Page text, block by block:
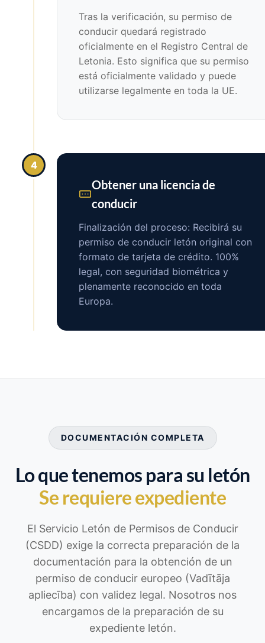
Tras la verificación, su permiso de
conducir quedará registrado
oficialmente en el Registro Central de
Letonia. Esto significa que su permiso
está oficialmente validado y puede
utilizarse legalmente en toda la UE.
4
Obtener una licencia de
conducir
Finalización del proceso: Recibirá su
permiso de conducir letón original con
formato de tarjeta de crédito. 100%
legal, con seguridad biométrica y
plenamente reconocido en toda
Europa.
DOCUMENTACIÓN COMPLETA
Lo que tenemos para su letón
Se requiere expediente
El Servicio Letón de Permisos de Conducir
(CSDD) exige la correcta preparación de la
documentación para la obtención de un
permiso de conducir europeo (Vadītāja
apliecība) con validez legal. Nosotros nos
encargamos de la preparación de su
expediente letón.